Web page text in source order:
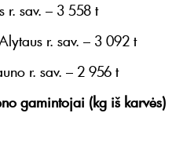
r. sav. – 3 558 t
r. sav. – 3 092 t
r. sav. – 2 956 t
gamintojai (kg iš karvės)